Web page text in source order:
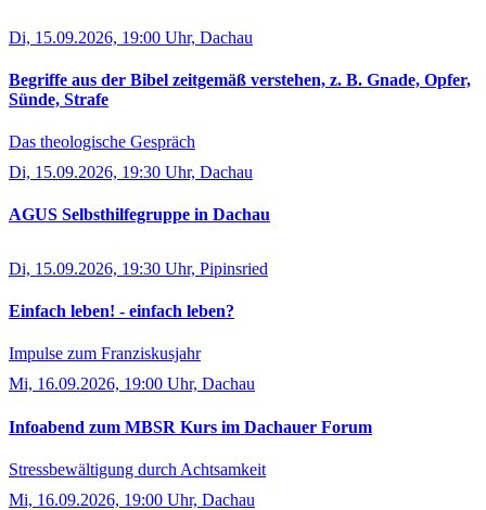
Di, 15.09.2026, 19:00 Uhr, Dachau
Begriffe aus der Bibel zeitgemäß verstehen, z. B. Gnade, Opfer,
Sünde, Strafe
Das theologische Gespräch
Di, 15.09.2026, 19:30 Uhr, Dachau
AGUS Selbsthilfegruppe in Dachau
Di, 15.09.2026, 19:30 Uhr, Pipinsried
Einfach leben! - einfach leben?
Impulse zum Franziskusjahr
Mi, 16.09.2026, 19:00 Uhr, Dachau
Infoabend zum MBSR Kurs im Dachauer Forum
Stressbewältigung durch Achtsamkeit
Mi, 16.09.2026, 19:00 Uhr, Dachau